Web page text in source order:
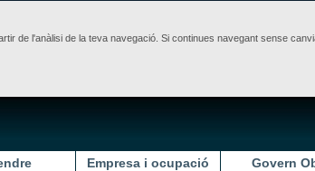
de l'anàlisi de la teva navegació. Si continues navegant sense
Empresa i ocupació Govern